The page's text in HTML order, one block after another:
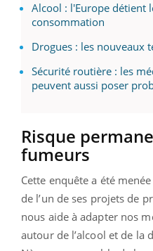
Alcool : l'Europe détient
consommation
Drogues : les nouveaux
Sécurité routière : les
peuvent aussi poser
Risque
fumeurs
Cette enquête a été
de l’un de ses projets de
nous aide à adapter nos
autour de l’alcool et de la